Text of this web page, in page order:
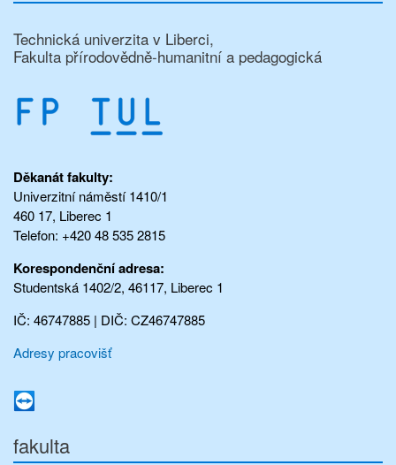
Technická univerzita v Liberci,
Fakulta přírodovědně-humanitní a pedagogická
Děkanát fakulty:
Univerzitní náměstí 1410/1
460 17, Liberec 1
Telefon: +420 48 535 2815
Korespondenční adresa:
Studentská 1402/2, 46117, Liberec 1
IČ: 46747885 | DIČ: CZ46747885
Adresy pracovišť
fakulta